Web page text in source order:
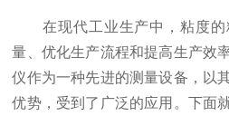
在现代工业生产中，粘度的
量、优化生产流程和提高生产效
仪作为一种先进的测量设备，以
优势，受到了广泛的应用。下面